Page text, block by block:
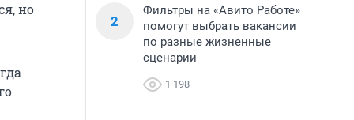
но
2
Фильтры на «Авито Работе»
помогут выбрать вакансии
по разные жизненные
сценарии
1 198